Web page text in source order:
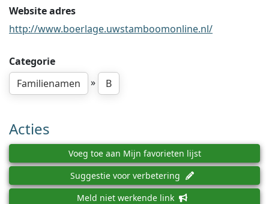
Website adres
http://www.boerlage.uwstamboomonline.nl/
Categorie
Familienamen
» B
Acties
Voeg toe aan Mijn favorieten lijst
Suggestie voor verbetering
Meld niet werkende link